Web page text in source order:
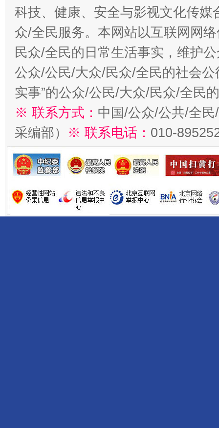
科技、健康、安全与影视文化传
众/全民服务。本网站以互联网网
民众/全民的日常生活事实，维护
公众/公民/大众/民众/全民的社会公
实事”的公众/公民/大众/民众/全民
※ 联系方式： 中国/公众/公共/全
采编部） ※ 联系电话： 010-